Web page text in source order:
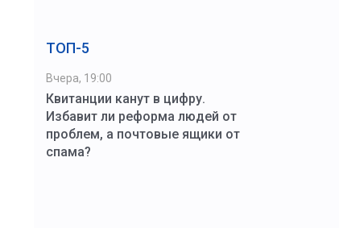
ТОП-5
Вчера, 19:00
Квитанции канут в цифру.
Избавит ли реформа людей от
проблем, а почтовые ящики от
спама?